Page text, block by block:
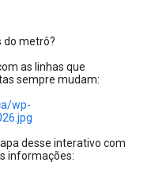
do metrô?
as linhas que
sempre mudam:
wp-
desse interativo com
informações: